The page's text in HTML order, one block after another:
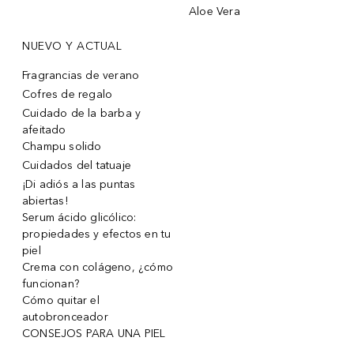
Aloe Vera
NUEVO Y ACTUAL
Fragrancias de verano
Cofres de regalo
Cuidado de la barba y
afeitado
Champu solido
Cuidados del tatuaje
¡Di adiós a las puntas
abiertas!
Serum ácido glicólico:
propiedades y efectos en tu
piel
Crema con colágeno, ¿cómo
funcionan?
Cómo quitar el
autobronceador
CONSEJOS PARA UNA PIEL